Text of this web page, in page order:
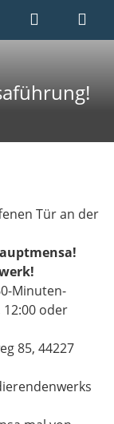
Tür an der
Minuten-
12:00 oder
85, 44227